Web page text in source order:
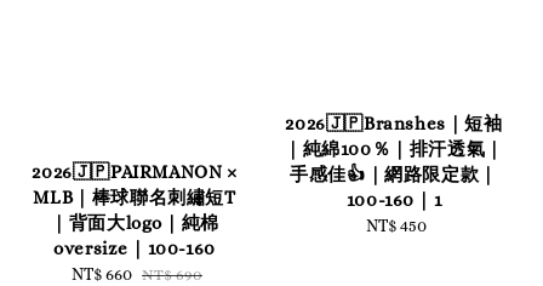
2026🇯🇵PAIRMANON ×
MLB｜棒球聯名刺繡短T
｜背面大logo｜純棉
oversize｜100-160
Sale
NT$ 660 Regular
NT$ 690
2026🇯🇵Branshes｜短袖
｜純綿100％｜排汗透氣｜
手感佳👍｜網路限定款｜
100-160｜1
Regular
NT$ 450